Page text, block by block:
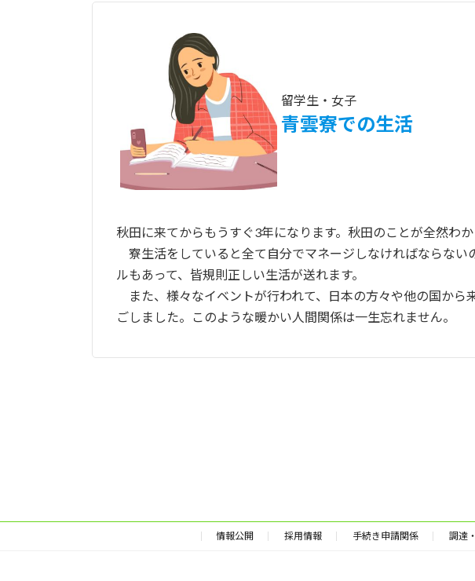
留学生・女子
青雲寮での生活
秋田に来てからもうすぐ3年になります。秋田のことが全然わ
寮生活をしていると全て自分でマネージしなければならない
ルもあって、皆規則正しい生活が送れます。
また、様々なイベントが行われて、日本の方々や他の国から
ごしました。このような暖かい人間関係は一生忘れません。
情報公開 採用情報 手続き申請関係 調達